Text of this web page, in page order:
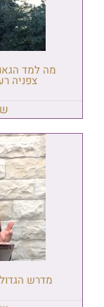
מה למד
צפניה
מדרש